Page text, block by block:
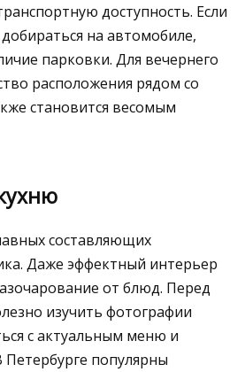
доступность. Если
добираться на автомобиле,
парковки. Для вечернего
расположения рядом со
становится весомым
составляющих
Даже эффектный интерьер
от блюд. Перед
изучить фотографии
с актуальным меню и
популярны